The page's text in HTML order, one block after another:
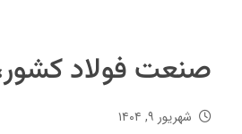
صنعت فولاد
شهریور ۹, ۱۴۰۴